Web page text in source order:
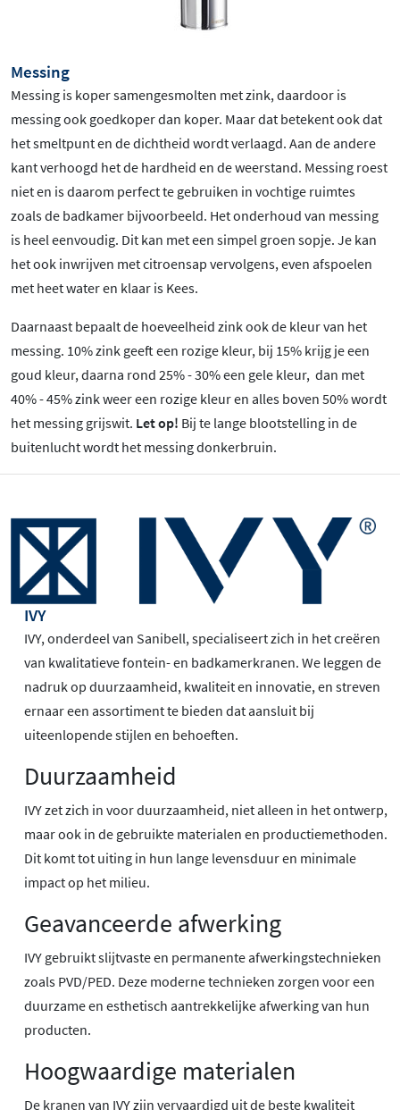
Messing
Messing is koper samengesmolten met zink, daardoor is
messing ook goedkoper dan koper. Maar dat betekent ook dat
het smeltpunt en de dichtheid wordt verlaagd. Aan de andere
kant verhoogd het de hardheid en de weerstand. Messing roest
niet en is daarom perfect te gebruiken in vochtige ruimtes
zoals de badkamer bijvoorbeeld. Het onderhoud van messing
is heel eenvoudig. Dit kan met een simpel groen sopje. Je kan
het ook inwrijven met citroensap vervolgens, even afspoelen
met heet water en klaar is Kees.
Daarnaast bepaalt de hoeveelheid zink ook de kleur van het
messing. 10% zink geeft een rozige kleur, bij 15% krijg je een
goud kleur, daarna rond 25% - 30% een gele kleur, dan met
40% - 45% zink weer een rozige kleur en alles boven 50% wordt
het messing grijswit. Let op! Bij te lange blootstelling in de
buitenlucht wordt het messing donkerbruin.
IVY
IVY, onderdeel van Sanibell, specialiseert zich in het creëren
van kwalitatieve fontein- en badkamerkranen. We leggen de
nadruk op duurzaamheid, kwaliteit en innovatie, en streven
ernaar een assortiment te bieden dat aansluit bij
uiteenlopende stijlen en behoeften.
Duurzaamheid
IVY zet zich in voor duurzaamheid, niet alleen in het ontwerp,
maar ook in de gebruikte materialen en productiemethoden.
Dit komt tot uiting in hun lange levensduur en minimale
impact op het milieu.
Geavanceerde afwerking
IVY gebruikt slijtvaste en permanente afwerkingstechnieken
zoals PVD/PED. Deze moderne technieken zorgen voor een
duurzame en esthetisch aantrekkelijke afwerking van hun
producten.
Hoogwaardige materialen
De kranen van IVY zijn vervaardigd uit de beste kwaliteit